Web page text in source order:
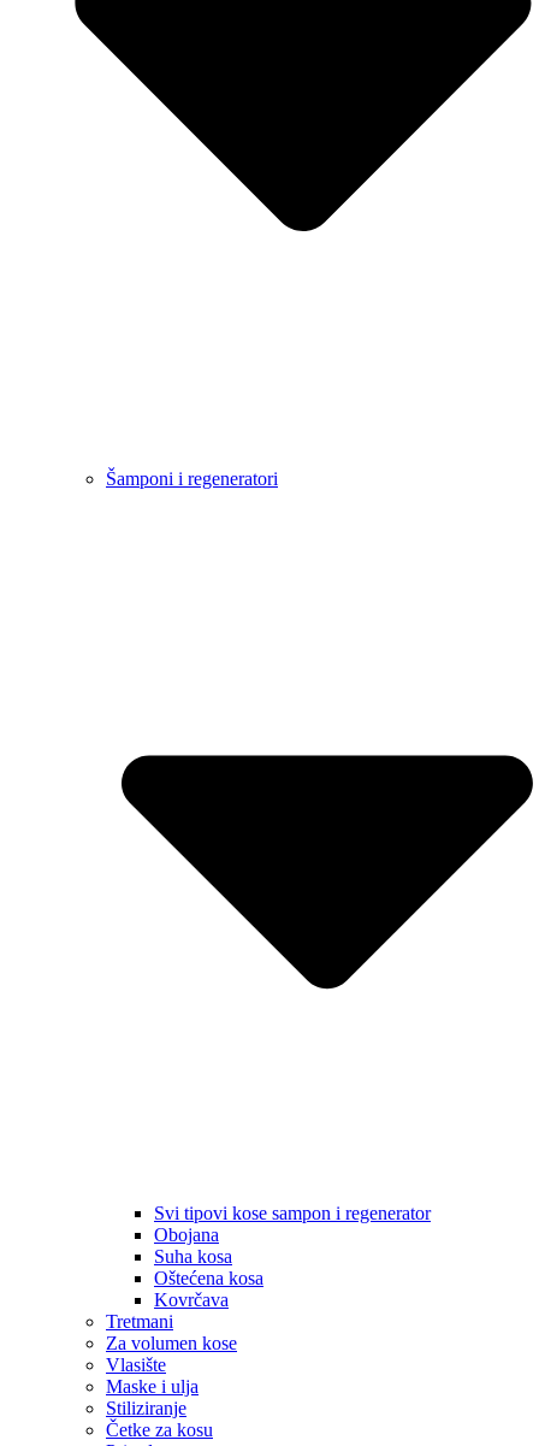
Šamponi i regeneratori
Svi tipovi kose sampon i regenerator
Obojana
Suha kosa
Oštećena kosa
Kovrčava
Tretmani
Za volumen kose
Vlasište
Maske i ulja
Stiliziranje
Četke za kosu